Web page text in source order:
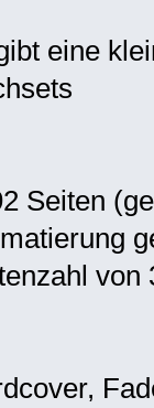
eine
Seiten
von